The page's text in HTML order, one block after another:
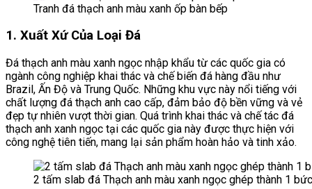
Tranh đá thạch anh màu xanh ốp bàn bếp
1. Xuất Xứ Của Loại Đá
Đá thạch anh màu xanh ngọc nhập khẩu từ các quốc gia có
ngành công nghiệp khai thác và chế biến đá hàng đầu như
Brazil, Ấn Độ và Trung Quốc. Những khu vực này nổi tiếng với
chất lượng đá thạch anh cao cấp, đảm bảo độ bền vững và vẻ
đẹp tự nhiên vượt thời gian. Quá trình khai thác và chế tác đá
thạch anh xanh ngọc tại các quốc gia này được thực hiện với
công nghệ tiên tiến, mang lại sản phẩm hoàn hảo và tinh xảo.
2 tấm slab đá Thạch anh màu xanh ngọc ghép thành 1